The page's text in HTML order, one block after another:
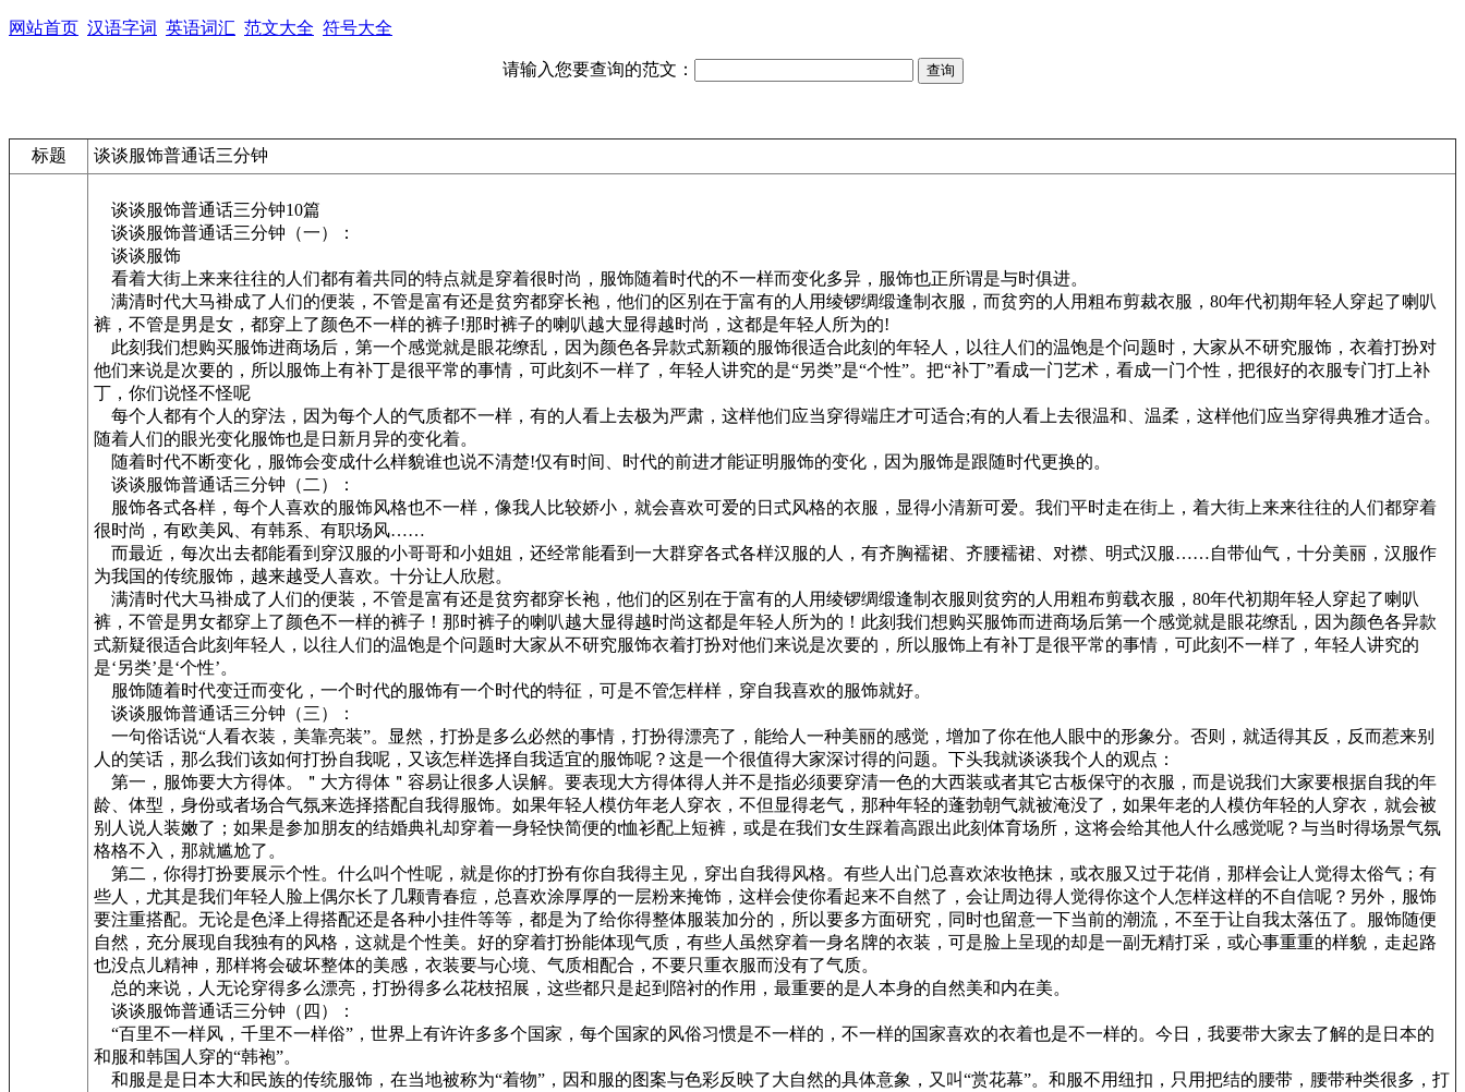
网站首页 汉语字词 英语词汇 范文大全 符号大全
请输入您要查询的范文：
标题 谈谈服饰普通话三分钟
谈谈服饰普通话三分钟10篇
谈谈服饰普通话三分钟（一）：
谈谈服饰
看着大街上来来往往的人们都有着共同的特点就是穿着很时尚，服饰随着时代的不一样而变化多异，服饰也正所谓是与时俱进。
满清时代大马褂成了人们的便装，不管是富有还是贫穷都穿长袍，他们的区别在于富有的人用绫锣绸缎逢制衣服，而贫穷的人用粗布剪裁衣服，80年代初期年轻人穿起了喇叭
裤，不管是男是女，都穿上了颜色不一样的裤子!那时裤子的喇叭越大显得越时尚，这都是年轻人所为的!
此刻我们想购买服饰进商场后，第一个感觉就是眼花缭乱，因为颜色各异款式新颖的服饰很适合此刻的年轻人，以往人们的温饱是个问题时，大家从不研究服饰，衣着打扮对
他们来说是次要的，所以服饰上有补丁是很平常的事情，可此刻不一样了，年轻人讲究的是“另类”是“个性”。把“补丁”看成一门艺术，看成一门个性，把很好的衣服专门打上补
丁，你们说怪不怪呢
每个人都有个人的穿法，因为每个人的气质都不一样，有的人看上去极为严肃，这样他们应当穿得端庄才可适合;有的人看上去很温和、温柔，这样他们应当穿得典雅才适合。
随着人们的眼光变化服饰也是日新月异的变化着。
随着时代不断变化，服饰会变成什么样貌谁也说不清楚!仅有时间、时代的前进才能证明服饰的变化，因为服饰是跟随时代更换的。
谈谈服饰普通话三分钟（二）：
服饰各式各样，每个人喜欢的服饰风格也不一样，像我人比较娇小，就会喜欢可爱的日式风格的衣服，显得小清新可爱。我们平时走在街上，着大街上来来往往的人们都穿着
很时尚，有欧美风、有韩系、有职场风……
而最近，每次出去都能看到穿汉服的小哥哥和小姐姐，还经常能看到一大群穿各式各样汉服的人，有齐胸襦裙、齐腰襦裙、对襟、明式汉服……自带仙气，十分美丽，汉服作
为我国的传统服饰，越来越受人喜欢。十分让人欣慰。
满清时代大马褂成了人们的便装，不管是富有还是贫穷都穿长袍，他们的区别在于富有的人用绫锣绸缎逢制衣服则贫穷的人用粗布剪载衣服，80年代初期年轻人穿起了喇叭
裤，不管是男女都穿上了颜色不一样的裤子！那时裤子的喇叭越大显得越时尚这都是年轻人所为的！此刻我们想购买服饰而进商场后第一个感觉就是眼花缭乱，因为颜色各异款
式新疑很适合此刻年轻人，以往人们的温饱是个问题时大家从不研究服饰衣着打扮对他们来说是次要的，所以服饰上有补丁是很平常的事情，可此刻不一样了，年轻人讲究的
是‘另类’是‘个性’。
服饰随着时代变迁而变化，一个时代的服饰有一个时代的特征，可是不管怎样样，穿自我喜欢的服饰就好。
谈谈服饰普通话三分钟（三）：
一句俗话说“人看衣装，美靠亮装”。显然，打扮是多么必然的事情，打扮得漂亮了，能给人一种美丽的感觉，增加了你在他人眼中的形象分。否则，就适得其反，反而惹来别
人的笑话，那么我们该如何打扮自我呢，又该怎样选择自我适宜的服饰呢？这是一个很值得大家深讨得的问题。下头我就谈谈我个人的观点：
第一，服饰要大方得体。＂大方得体＂容易让很多人误解。要表现大方得体得人并不是指必须要穿清一色的大西装或者其它古板保守的衣服，而是说我们大家要根据自我的年
龄、体型，身份或者场合气氛来选择搭配自我得服饰。如果年轻人模仿年老人穿衣，不但显得老气，那种年轻的蓬勃朝气就被淹没了，如果年老的人模仿年轻的人穿衣，就会被
别人说人装嫩了；如果是参加朋友的结婚典礼却穿着一身轻快简便的t恤衫配上短裤，或是在我们女生踩着高跟出此刻体育场所，这将会给其他人什么感觉呢？与当时得场景气氛
格格不入，那就尴尬了。
第二，你得打扮要展示个性。什么叫个性呢，就是你的打扮有你自我得主见，穿出自我得风格。有些人出门总喜欢浓妆艳抹，或衣服又过于花俏，那样会让人觉得太俗气；有
些人，尤其是我们年轻人脸上偶尔长了几颗青春痘，总喜欢涂厚厚的一层粉来掩饰，这样会使你看起来不自然了，会让周边得人觉得你这个人怎样这样的不自信呢？另外，服饰
要注重搭配。无论是色泽上得搭配还是各种小挂件等等，都是为了给你得整体服装加分的，所以要多方面研究，同时也留意一下当前的潮流，不至于让自我太落伍了。服饰随便
自然，充分展现自我独有的风格，这就是个性美。好的穿着打扮能体现气质，有些人虽然穿着一身名牌的衣装，可是脸上呈现的却是一副无精打采，或心事重重的样貌，走起路
也没点儿精神，那样将会破坏整体的美感，衣装要与心境、气质相配合，不要只重衣服而没有了气质。
总的来说，人无论穿得多么漂亮，打扮得多么花枝招展，这些都只是起到陪衬的作用，最重要的是人本身的自然美和内在美。
谈谈服饰普通话三分钟（四）：
“百里不一样风，千里不一样俗”，世界上有许许多多个国家，每个国家的风俗习惯是不一样的，不一样的国家喜欢的衣着也是不一样的。今日，我要带大家去了解的是日本的
和服和韩国人穿的“韩袍”。
和服是是日本大和民族的传统服饰，在当地被称为“着物”，因和服的图案与色彩反映了大自然的具体意象，又叫“赏花幕”。和服不用纽扣，只用把结的腰带，腰带种类很多，打